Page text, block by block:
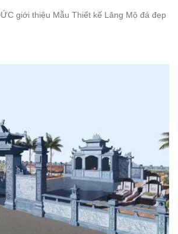
giới thiệu Mẫu Thiết kế Lăng Mộ đá đẹp